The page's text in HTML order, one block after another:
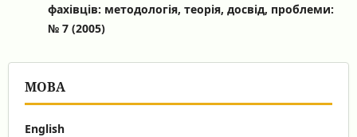
фахівців: методологія, теорія, досвід, проблеми:
№ 7 (2005)
МОВА
English